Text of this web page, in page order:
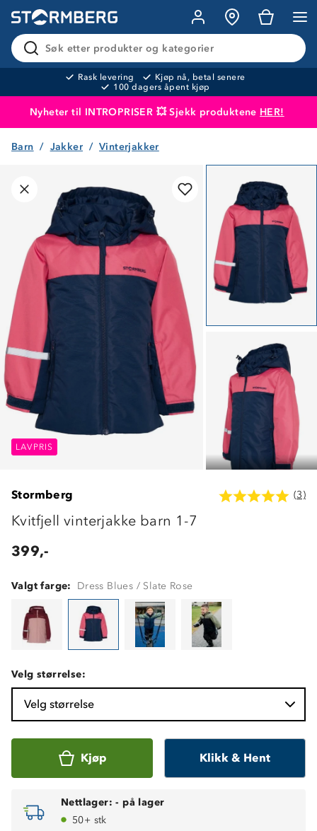
Søk etter produkter og kategorier
Rask levering
Kjøp nå, betal senere
100 dagers åpent kjøp
Nyheter til INTROPRISER 💥 Sjekk produktene HER!
Produktet er lagt i handlekurven
Barn Jakker Vinterjakker
LAVPRIS LAVPRIS
LAVPRIS
Stormberg (3)
Kvitfjell vinterjakke barn 1-7
399,-
Valgt farge: Dress Blues / Slate Rose
Velg størrelse:
Velg størrelse
Kjøp Klikk & Hent
Nettlager: - på lager
50+ stk